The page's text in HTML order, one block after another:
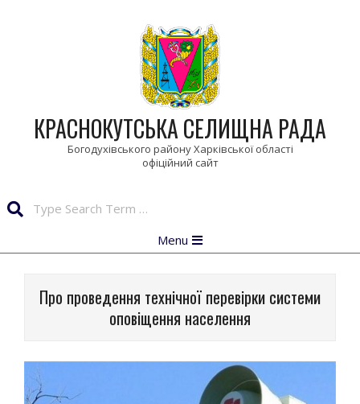
КРАСНОКУТСЬКА СЕЛИЩНА РАДА
Богодухівського району Харківської області
Navigation
Menu
Про проведення технічної перевірки системи
оповіщення населення